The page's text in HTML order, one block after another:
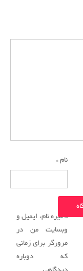
نام*
ذخیره نام، ایمیل و
وبسایت من در
مرورگر برای زمانی
که دوباره